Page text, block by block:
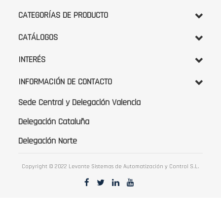
noticias:
CATEGORÍAS DE PRODUCTO
CATÁLOGOS
INTERÉS
INFORMACIÓN DE CONTACTO
Sede Central y Delegación Valencia
Delegación Cataluña
Delegación Norte
Copyright © 2022 Levante Sistemas de Automatización y Control S.L.